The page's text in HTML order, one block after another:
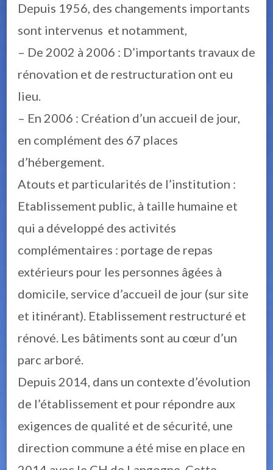
Depuis 1956, des changements importants
sont intervenus et notamment,
– De 2002 à 2006 : D’importants travaux de
rénovation et de restructuration ont eu
lieu.
– En 2006 : Création d’un accueil de jour,
en complément des 67 places
d’hébergement.
Atouts et particularités de l’institution :
Etablissement public, à taille humaine et
qui a développé des activités
complémentaires : portage de repas
extérieurs pour les personnes âgées à
domicile, service d’accueil de jour (sur site
et itinérant). Etablissement restructuré et
rénové. Les bâtiments sont au cœur d’un
parc arboré.
Depuis 2014, dans un contexte d’évolution
de l’établissement et pour répondre aux
exigences de qualité et de sécurité, une
direction commune a été mise en place en